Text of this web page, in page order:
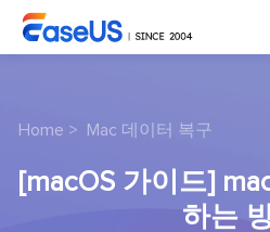
Home > Mac 데이터 복구
[macOS 가이드]
하는